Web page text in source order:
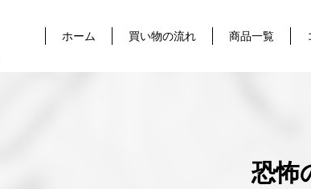
ホーム 買い物の流れ 商品一覧
恐怖